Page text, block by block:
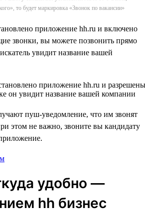
то будет маркировка «Звонок по вакансии»
приложение hh.ru и включено
звонки, вы можете позвонить прямо
увидит название вашей
пуш-уведомление, что им звонят
этом не важно, звоните вы кандидату
удобно —
hh бизнес